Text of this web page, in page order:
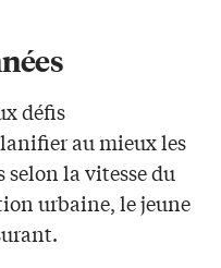
défis
au mieux les
la vitesse du
urbaine, le jeune